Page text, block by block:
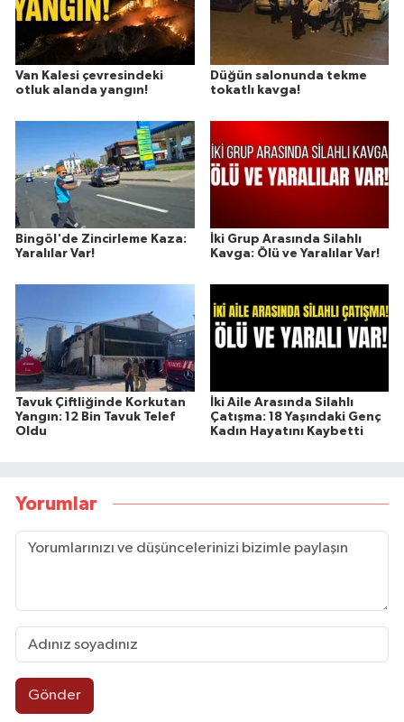
Van Kalesi çevresindeki
otluk alanda yangın!
Düğün salonunda tekme
tokatlı kavga!
Bingöl'de Zincirleme Kaza:
Yaralılar Var!
İki Grup Arasında Silahlı
Kavga: Ölü ve Yaralılar Var!
Tavuk Çiftliğinde Korkutan
Yangın: 12 Bin Tavuk Telef
Oldu
İki Aile Arasında Silahlı
Çatışma: 18 Yaşındaki Genç
Kadın Hayatını Kaybetti
Yorumlar
Gönder